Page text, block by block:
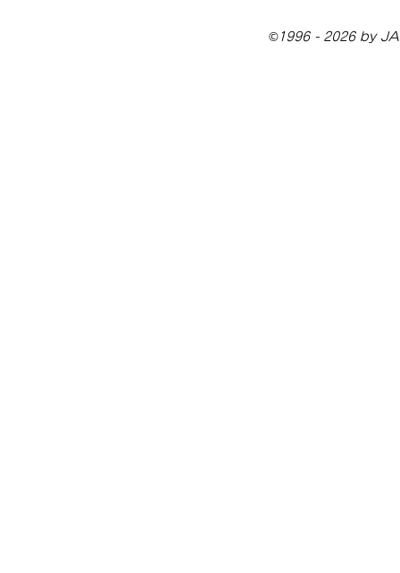
©1996 - 2026 by